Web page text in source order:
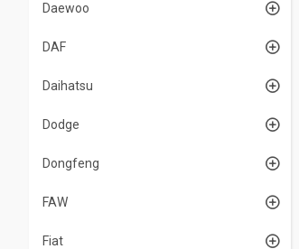
Daewoo
DAF
Daihatsu
Dodge
Dongfeng
FAW
Fiat